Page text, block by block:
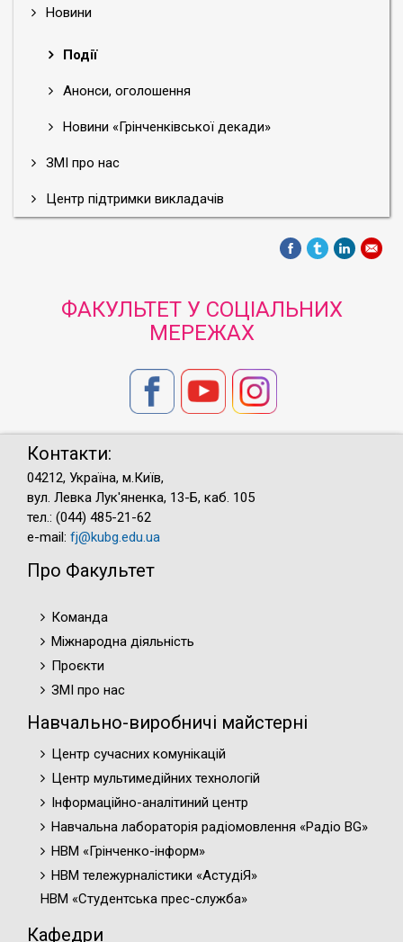
Новини
Події
Анонси, оголошення
Новини «Грінченківської декади»
ЗМІ про нас
Центр підтримки викладачів
ФАКУЛЬТЕТ У СОЦІАЛЬНИХ
МЕРЕЖАХ
Контакти:
04212, Україна, м.Київ,
вул. Левка Лук'яненка, 13-Б, каб. 105
тел.: (044) 485-21-62
e-mail: fj@kubg.edu.ua
Про Факультет
Команда
Міжнародна діяльність
Проєкти
ЗМІ про нас
Навчально-виробничі майстерні
Центр сучасних комунікацій
Центр мультимедійних технологій
Інформаційно-аналітиний центр
Навчальна лабораторія радіомовлення «Радіо BG»
НВМ «Грінченко-інформ»
НВМ тележурналістики «АстудіЯ»
НВМ «Студентська прес-служба»
Кафедри